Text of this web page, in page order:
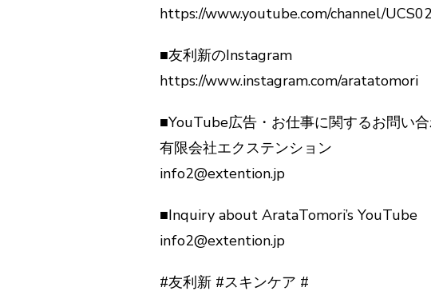
https://www.youtube.com/channel/
■友利新のInstagram
https://www.instagram.com/aratatomori
■YouTube広告・お仕事に関するお問い
有限会社エクステンション
info2@extention.jp
■Inquiry about ArataTomori’s YouTube
info2@extention.jp
#友利新 #スキンケア #